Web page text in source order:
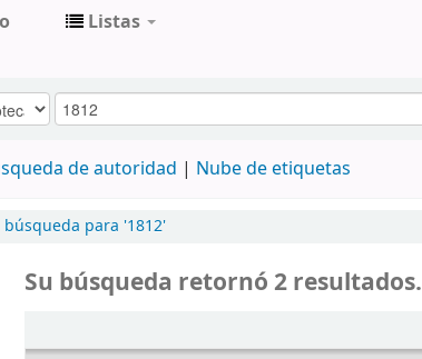
Listas
de autoridad Nube de etiquetas
para '1812'
Su búsqueda retornó 2 resultados.